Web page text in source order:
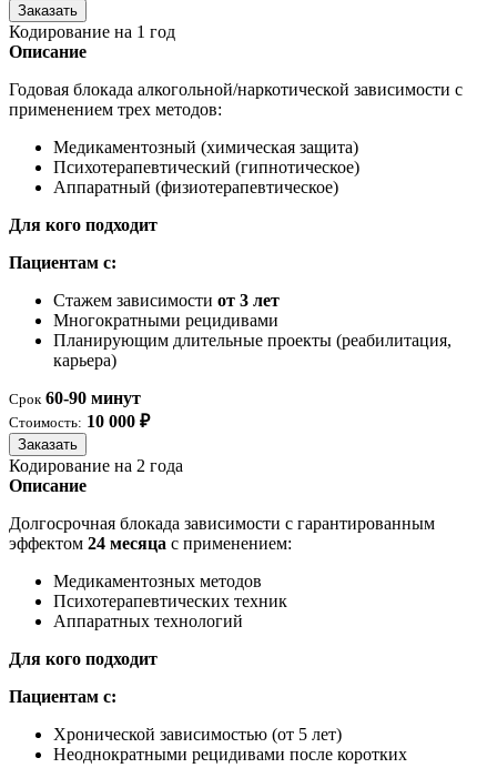
Заказать
Кодирование на 1 год
Описание
Годовая блокада алкогольной/наркотической зависимости с
применением трех методов:
Медикаментозный (химическая защита)
Психотерапевтический (гипнотическое)
Аппаратный (физиотерапевтическое)
Для кого подходит
Пациентам с:
Стажем зависимости от 3 лет
Многократными рецидивами
Планирующим длительные проекты (реабилитация,
карьера)
Срок 60-90 минут
Стоимость: 10 000 ₽
Заказать
Кодирование на 2 года
Описание
Долгосрочная блокада зависимости с гарантированным
эффектом 24 месяца с применением:
Медикаментозных методов
Психотерапевтических техник
Аппаратных технологий
Для кого подходит
Пациентам с:
Хронической зависимостью (от 5 лет)
Неоднократными рецидивами после коротких